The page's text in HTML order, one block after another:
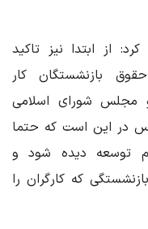
از ابتدا نیز تاکید
بازنشستگان کار
مجلس شورای اسلامی
در این است که حتما
توسعه دیده شود و
که کارگران را